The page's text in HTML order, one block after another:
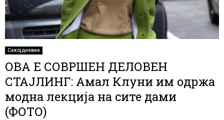
Секојдневие
ОВА Е СОВРШЕН ДЕЛОВЕН
СТАЈЛИНГ: Амал Клуни им одржа
модна лекција на сите дами
(ФОТО)